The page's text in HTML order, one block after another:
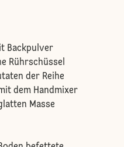
Backpulver
Rührschüssel
der Reihe
dem Handmixer
Masse